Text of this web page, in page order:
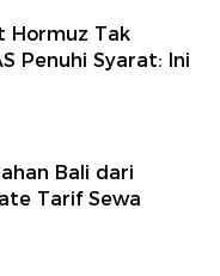
Hormuz Tak
Penuhi Syarat: Ini
Bali dari
Tarif Sewa